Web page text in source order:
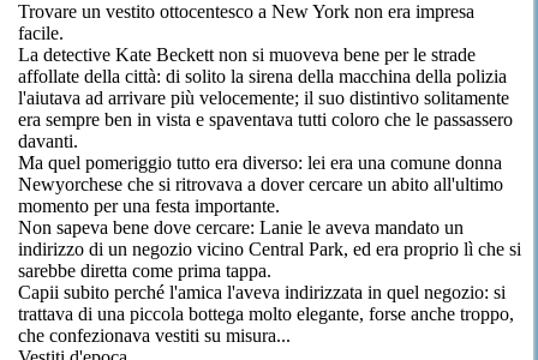
Trovare un vestito ottocentesco a New York non era impresa
facile.
La detective Kate Beckett non si muoveva bene per le strade
affollate della città: di solito la sirena della macchina della polizia
l'aiutava ad arrivare più velocemente; il suo distintivo solitamente
era sempre ben in vista e spaventava tutti coloro che le passassero
davanti.
Ma quel pomeriggio tutto era diverso: lei era una comune donna
Newyorchese che si ritrovava a dover cercare un abito all'ultimo
momento per una festa importante.
Non sapeva bene dove cercare: Lanie le aveva mandato un
indirizzo di un negozio vicino Central Park, ed era proprio lì che si
sarebbe diretta come prima tappa.
Capii subito perché l'amica l'aveva indirizzata in quel negozio: si
trattava di una piccola bottega molto elegante, forse anche troppo,
che confezionava vestiti su misura...